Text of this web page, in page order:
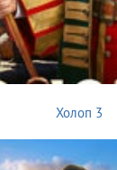
Холоп 3